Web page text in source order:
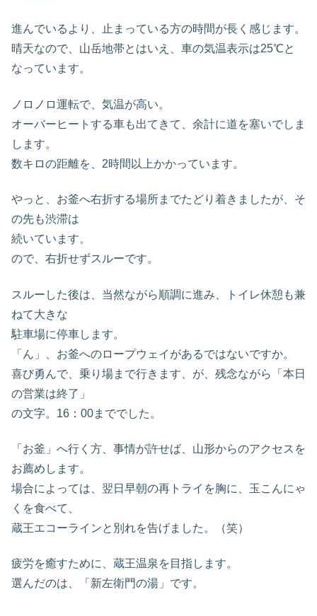
進んでいるより、止まっている方の時間が長く感じます。
晴天なので、山岳地帯とはいえ、車の気温表示は25℃と
なっています。
ノロノロ運転で、気温が高い。
オーバーヒートする車も出てきて、余計に道を塞いでしま
します。
数キロの距離を、2時間以上かかっています。
やっと、お釜へ右折する場所までたどり着きましたが、そ
の先も渋滞は
続いています。
ので、右折せずスルーです。
スルーした後は、当然ながら順調に進み、トイレ休憩も兼
ねて大きな
駐車場に停車します。
「ん」、お釜へのロープウェイがあるではないですか。
喜び勇んで、乗り場まで行きます、が、残念ながら「本日
の営業は終了」
の文字。16：00まででした。
「お釜」へ行く方、事情が許せば、山形からのアクセスを
お薦めします。
場合によっては、翌日早朝の再トライを胸に、玉こんにゃ
くを食べて、
蔵王エコーラインと別れを告げました。（笑）
疲労を癒すために、蔵王温泉を目指します。
選んだのは、「新左衛門の湯」です。